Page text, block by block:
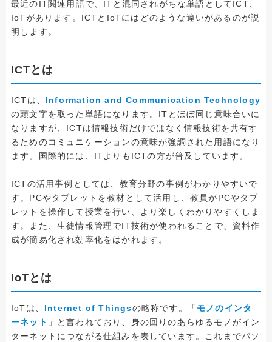
最近のIT関連用語で、ITと混同されがちな単語としてICT、
IoTがあります。ICTとIoTにはどのような違いがあるのが説
明します。
ICTとは
ICTは、 Information and Communication Technology
の頭文字を取った単語になります。ITとほぼ同じ意味合いに
なりますが、ICTは情報技術だけではなく情報技術を共有す
るためのコミュニケーションの意味が強調された用語になり
ます。国際的には、ITよりもICTの方が普及しています。
ICTの活用事例としては、教育分野の事例がわかりやすいで
す。PCやタブレットを教材として活用し、教員がPCやタブ
レットを操作して授業を行い、より楽しくわかりやすくしま
す。また、生徒情報管理でIT技術が使われることで、資料作
成が簡易化され効率化をはかれます。
IoTとは
IoTは、 Internet of Thingsの略称です。「 モノのインタ
ーネット 」と言われており、身の回りのあらゆるモノがイン
ターネットにつながる仕組みを表しています。これまでパソ